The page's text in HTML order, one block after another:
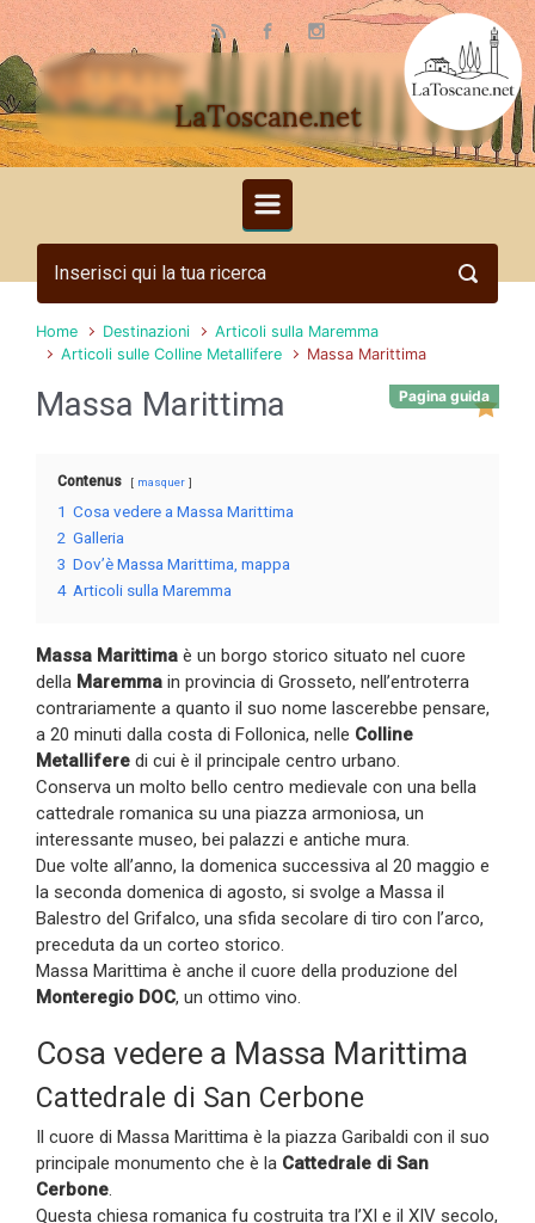
Skip to main content
LaToscane.net
Home Destinazioni
Articoli sulla Maremma
Articoli sulle Colline Metallifere
Massa Marittima
Pagina guida
Massa Marittima
Contenus masquer
1 Cosa vedere a Massa Marittima
2 Galleria
3 Dov’è Massa Marittima, mappa
4 Articoli sulla Maremma
Massa Marittima è un borgo storico situato nel cuore
della Maremma in provincia di Grosseto, nell’entroterra
contrariamente a quanto il suo nome lascerebbe pensare,
a 20 minuti dalla costa di Follonica, nelle Colline
Metallifere di cui è il principale centro urbano.
Conserva un molto bello centro medievale con una bella
cattedrale romanica su una piazza armoniosa, un
interessante museo, bei palazzi e antiche mura.
Due volte all’anno, la domenica successiva al 20 maggio e
la seconda domenica di agosto, si svolge a Massa il
Balestro del Grifalco, una sfida secolare di tiro con l’arco,
preceduta da un corteo storico.
Massa Marittima è anche il cuore della produzione del
Monteregio DOC, un ottimo vino.
Cosa vedere a Massa Marittima
Cattedrale di San Cerbone
Il cuore di Massa Marittima è la piazza Garibaldi con il suo
principale monumento che è la Cattedrale di San
Cerbone.
Questa chiesa romanica fu costruita tra l’XI e il XIV secolo,